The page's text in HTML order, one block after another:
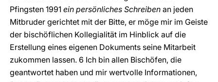
Pfingsten 1991 ein persönliches Schreiben an jeden
Mitbruder gerichtet mit der Bitte, er möge mir im Geiste
der bischöflichen Kollegialität im Hinblick auf die
Erstellung eines eigenen Dokuments seine Mitarbeit
zukommen lassen. 6 Ich bin allen Bischöfen, die
geantwortet haben und mir wertvolle Informationen,